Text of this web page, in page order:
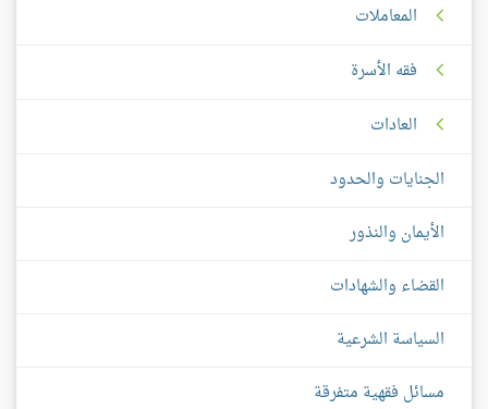
المعاملات
فقه الأسرة
العادات
الجنايات والحدود
الأيمان والنذور
القضاء والشهادات
السياسة الشرعية
مسائل فقهية متفرقة